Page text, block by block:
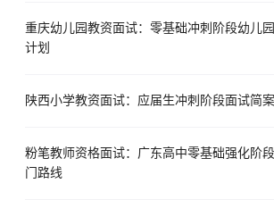
重庆幼儿园教资面试：零基础冲刺阶段幼儿
计划
陕西小学教资面试：应届生冲刺阶段面试简
粉笔教师资格面试：广东高中零基础强化阶
门路线